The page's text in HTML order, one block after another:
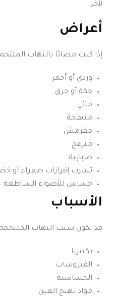
لآخر
أعراض
إذا كنت مصابًا بالتهاب
وردي أو أحمر
حكة أو حرق
مائي
منتفخة
مقرمش
منزعج
ضبابية
تسرب إفرازات صفراء أو
حساس للأضواء الساطعة
الأسباب
قد يكون سبب التهاب
بكتيريا
الفيروسات
الحساسية
مواد تهيج العين